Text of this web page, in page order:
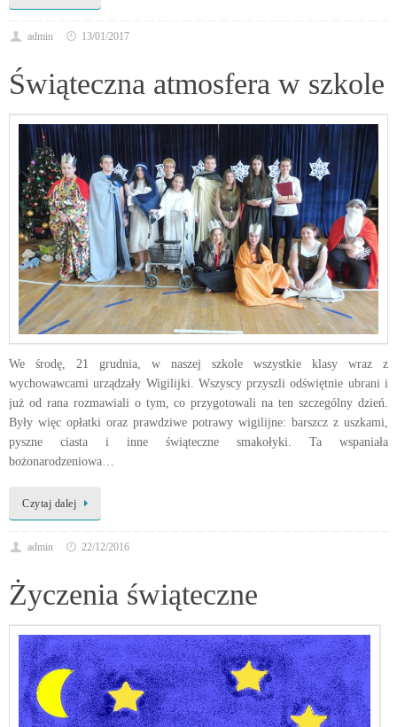
admin 13/01/2017
Świąteczna atmosfera w szkole
We środę, 21 grudnia, w naszej szkole wszystkie klasy wraz z
wychowawcami urządzały Wigilijki. Wszyscy przyszli odświętnie ubrani i
już od rana rozmawiali o tym, co przygotowali na ten szczególny dzień.
Były więc opłatki oraz prawdziwe potrawy wigilijne: barszcz z uszkami,
pyszne ciasta i inne świąteczne smakołyki. Ta wspaniała
bożonarodzeniowa…
Czytaj dalej
admin 22/12/2016
Życzenia świąteczne